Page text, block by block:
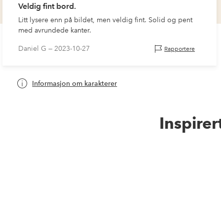
Veldig fint bord.
Litt lysere enn på bildet, men veldig fint. Solid og pent
med avrundede kanter.
Daniel G —2023-10-27 Rapportere
Informasjon om karakterer